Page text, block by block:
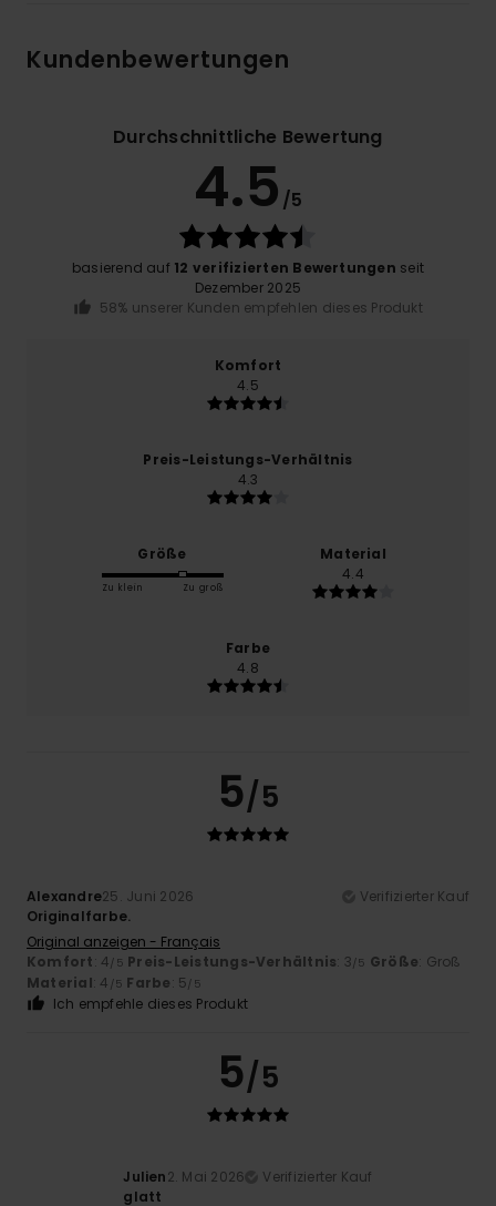
Kundenbewertungen
Durchschnittliche Bewertung
4.5 /5
basierend auf 12 verifizierten Bewertungen seit
Dezember 2025
58% unserer Kunden empfehlen dieses Produkt
Komfort
4.5
Preis-Leistungs-Verhältnis
4.3
Größe
Zu klein Zu groß
Material
4.4
Farbe
4.8
5/5
Alexandre25. Juni 2026
Verifizierter Kauf
Originalfarbe.
Original anzeigen - Français
Komfort: 4/5 Preis-Leistungs-Verhältnis: 3/5 Größe: Groß
Material: 4 /5 Farbe: 5/5
Ich empfehle dieses Produkt
5/5
Julien2. Mai 2026
Verifizierter Kauf
glatt